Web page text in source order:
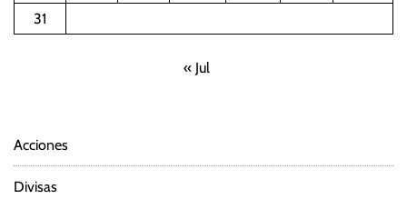
31
« Jul
Acciones
Divisas